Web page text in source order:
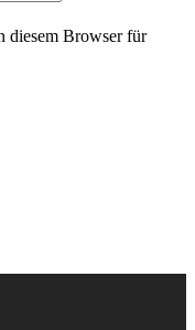
diesem Browser für